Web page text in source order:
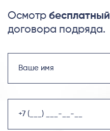
Осмотр бесплатный
договора подряда.